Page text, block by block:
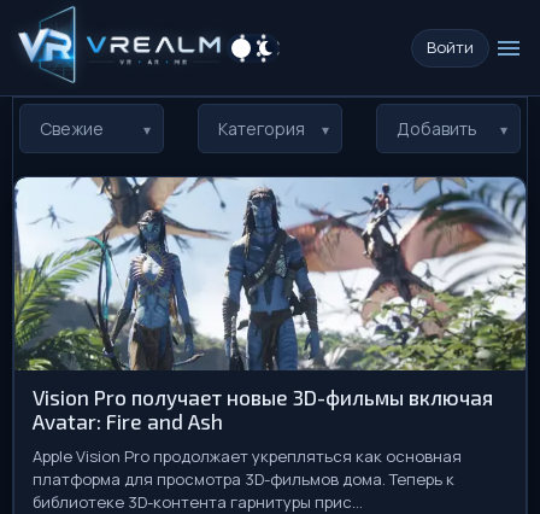
Войти menu
Свежие Категория Добавить
Vision Pro получает новые 3D-фильмы включая
Avatar: Fire and Ash
Apple Vision Pro продолжает укрепляться как основная
платформа для просмотра 3D-фильмов дома. Теперь к
библиотеке 3D-контента гарнитуры прис...